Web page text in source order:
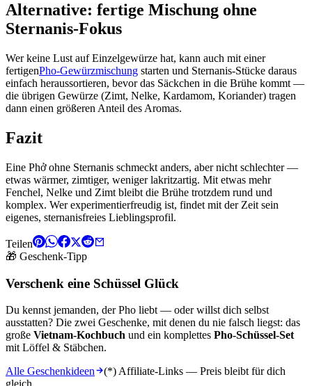
Alternative: fertige Mischung ohne
Sternanis-Fokus
Wer keine Lust auf Einzelgewürze hat, kann auch mit einer
fertigenPho-Gewürzmischung starten und Sternanis-Stücke daraus
einfach heraussortieren, bevor das Säckchen in die Brühe kommt —
die übrigen Gewürze (Zimt, Nelke, Kardamom, Koriander) tragen
dann einen größeren Anteil des Aromas.
Fazit
Eine Phở ohne Sternanis schmeckt anders, aber nicht schlechter —
etwas wärmer, zimtiger, weniger lakritzartig. Mit etwas mehr
Fenchel, Nelke und Zimt bleibt die Brühe trotzdem rund und
komplex. Wer experimentierfreudig ist, findet mit der Zeit sein
eigenes, sternanisfreies Lieblingsprofil.
Teilen
🎁 Geschenk-Tipp
Verschenk eine Schüssel Glück
Du kennst jemanden, der Pho liebt — oder willst dich selbst
ausstatten? Die zwei Geschenke, mit denen du nie falsch liegst: das
große Vietnam-Kochbuch und ein komplettes Pho-Schüssel-Set
mit Löffel & Stäbchen.
Alle Geschenkideen
(*) Affiliate-Links — Preis bleibt für dich